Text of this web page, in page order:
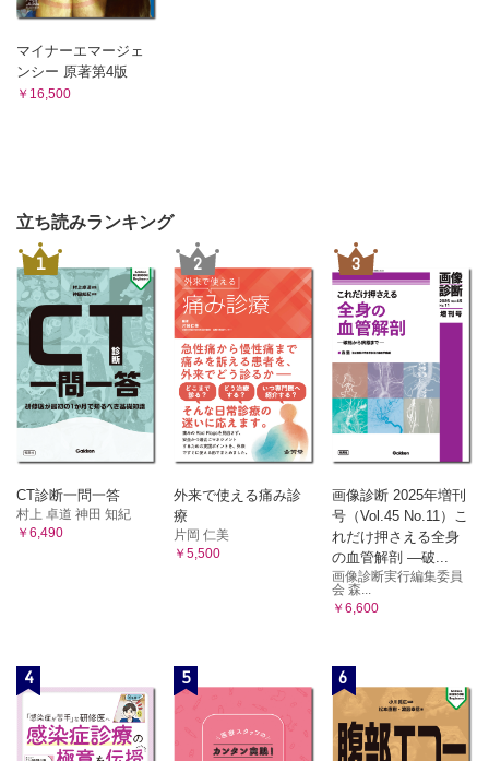
マイナーエマージェ
ンシー 原著第4版
￥16,500
立ち読みランキング
1
CT診断一問一答
村上 卓道 神田 知紀
￥6,490
2
外来で使える痛み診
療
片岡 仁美
￥5,500
3
画像診断 2025年増刊
号（Vol.45 No.11）こ
れだけ押さえる全身
の血管解剖 ―破...
画像診断実行編集委員
会 森...
￥6,600
4 5 6